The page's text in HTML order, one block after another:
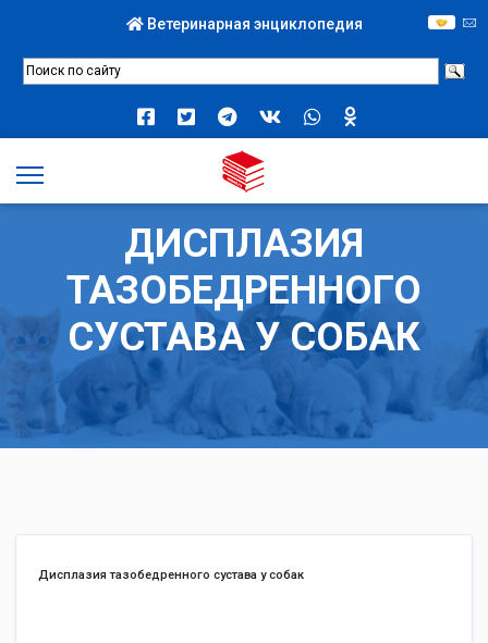
Ветеринарная энциклопедия
ДИСПЛАЗИЯ
ТАЗОБЕДРЕННОГО
СУСТАВА У СОБАК
Дисплазия тазобедренного сустава у собак